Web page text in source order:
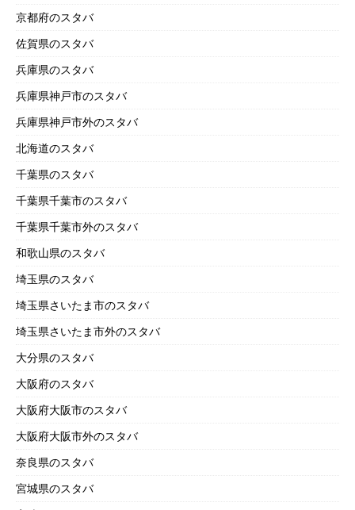
京都府のスタバ
佐賀県のスタバ
兵庫県のスタバ
兵庫県神戸市のスタバ
兵庫県神戸市外のスタバ
北海道のスタバ
千葉県のスタバ
千葉県千葉市のスタバ
千葉県千葉市外のスタバ
和歌山県のスタバ
埼玉県のスタバ
埼玉県さいたま市のスタバ
埼玉県さいたま市外のスタバ
大分県のスタバ
大阪府のスタバ
大阪府大阪市のスタバ
大阪府大阪市外のスタバ
奈良県のスタバ
宮城県のスタバ